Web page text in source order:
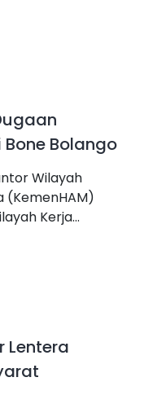
Bolango
Wilayah
(KemenHAM)
Kerja...
Lentera